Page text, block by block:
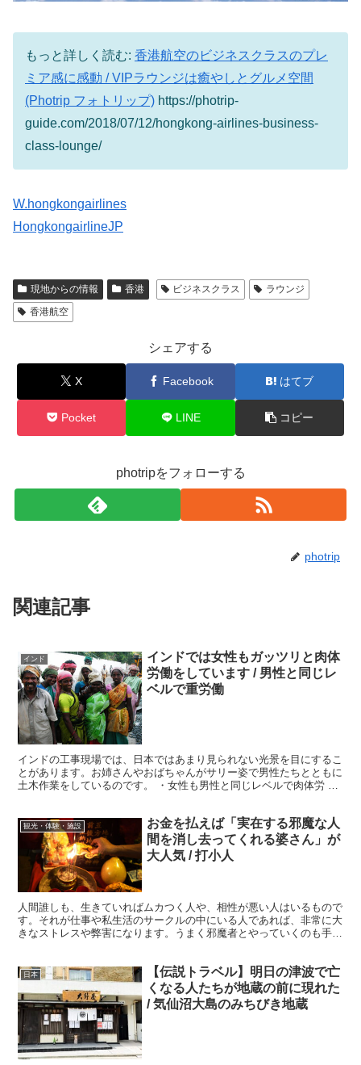
もっと詳しく読む: 香港航空のビジネスクラスのプレ
ミア感に感動 / VIPラウンジは癒やしとグルメ空間
(Photrip フォトリップ) https://photrip-
guide.com/2018/07/12/hongkong-airlines-business-
class-lounge/
W.hongkongairlines
HongkongairlineJP
現地からの情報 香港 ビジネスクラス
ラウンジ
香港航空
シェアする
X Facebook はてブ
Pocket LINE コピー
photripをフォローする
photrip
関連記事
インド
インドでは女性もガッツリと肉体
労働をしています / 男性と同じレ
ベルで重労働
インドの工事現場では、日本ではあまり見られない光景を目にするこ
とがあります。お姉さんやおばちゃんがサリー姿で男性たちとともに
土木作業をしているのです。 ・女性も男性と同じレベルで肉体労 男
観光・体験・施設
お金を払えば「実在する邪魔な人
間を消し去ってくれる婆さん」が
大人気 / 打小人
人間誰しも、生きていればムカつく人や、相性が悪い人はいるもので
す。それが仕事や私生活のサークルの中にいる人であれば、非常に大
きなストレスや弊害になります。うまく邪魔者とやっていくのも手で
日本
【伝説トラベル】明日の津波で亡
くなる人たちが地蔵の前に現れた
/ 気仙沼大島のみちびき地蔵